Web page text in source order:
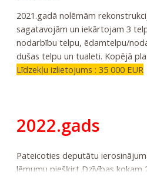
2021.gadā nolēmām
sagatavojām un iekārtojam 3
nodarbību telpu, ēdamtelpu/
dušas telpu un tualeti. Kopējā
Līdzekļu izlietojums : 35 000 EUR
2022.gads
Pateicoties deputātu
lēmumu piešķirt Dzīvības kokam